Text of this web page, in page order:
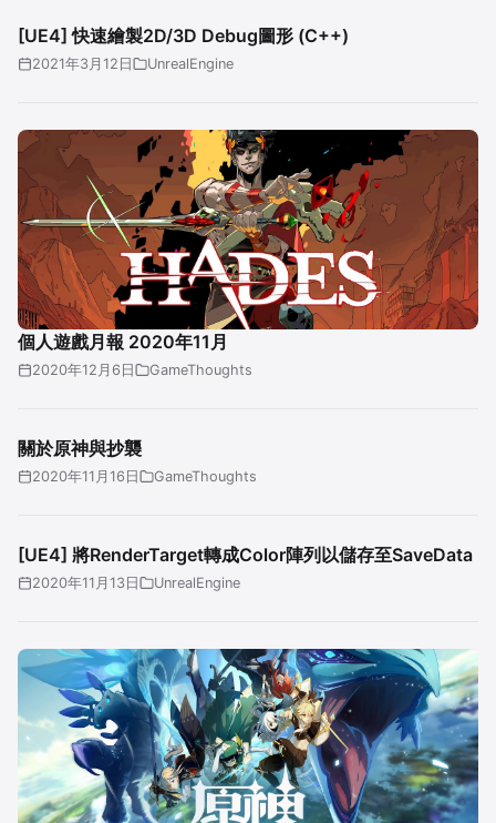
[UE4] 快速繪製2D/3D Debug圖形 (C++)
2021年3月12日 UnrealEngine
個人遊戲月報 2020年11月
2020年12月6日 GameThoughts
關於原神與抄襲
2020年11月16日 GameThoughts
[UE4] 將RenderTarget轉成Color陣列以儲存至SaveData
2020年11月13日 UnrealEngine